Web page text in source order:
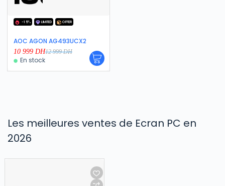
-15% LIMITED OFFER
AOC AGON AG493UCX2
12 999DH
10 999 DH
En stock
Les meilleures ventes de Ecran PC en
2026